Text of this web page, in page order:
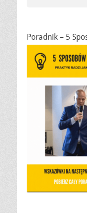
Poradnik – 5